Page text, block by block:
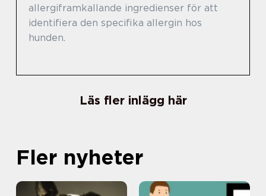
allergiframkallande ingredienser för att
identifiera den specifika allergin hos
hunden.
Läs fler inlägg här
Fler nyheter